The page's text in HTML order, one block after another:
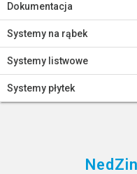
Dokumentacja
Systemy na rąbek
Systemy listwowe
Systemy płytek